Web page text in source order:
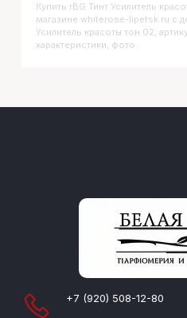
Купить RBG Тинт Усилитель
магазине whiterose-lipetsk.ru с
Усилитель красоты тон 02,
характеристики, фото
+7 (920) 508-12-80